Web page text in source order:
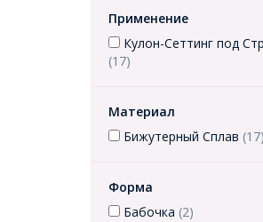
Применение
Кулон-Сеттинг под
(17)
Материал
Бижутерный Сплав (17)
Форма
Бабочка (2)